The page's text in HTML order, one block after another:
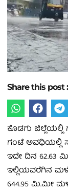
Share this post :
ಕೊಡಗು ಜಿಲ್ಲೆಯಲ್ಲಿ
ಗಂಟೆ ಅವಧಿಯಲ್ಲಿ
ಇದೇ ದಿನ 62.63
ಇಲ್ಲಿಯವರೆಗಿನ ಮಳೆ
644.95 ಮಿ.ಮೀ